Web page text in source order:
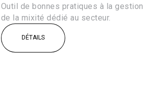
Outil de bonnes pratiques à la gestion
de la mixité dédié au secteur.
DÉTAILS